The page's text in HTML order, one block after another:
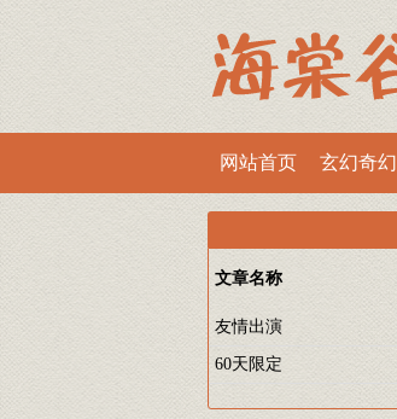
网站首页 玄幻奇幻
文章名称
友情出演
60天限定